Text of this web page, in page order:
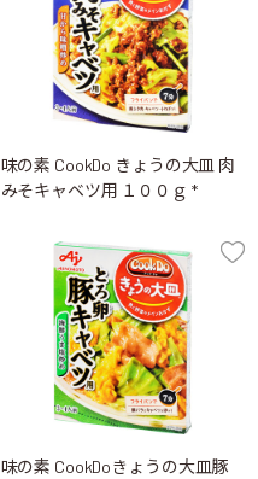
味の素 CookDo きょうの大皿 肉
みそキャベツ用 １００ｇ *
味の素 CookDoきょうの大皿豚